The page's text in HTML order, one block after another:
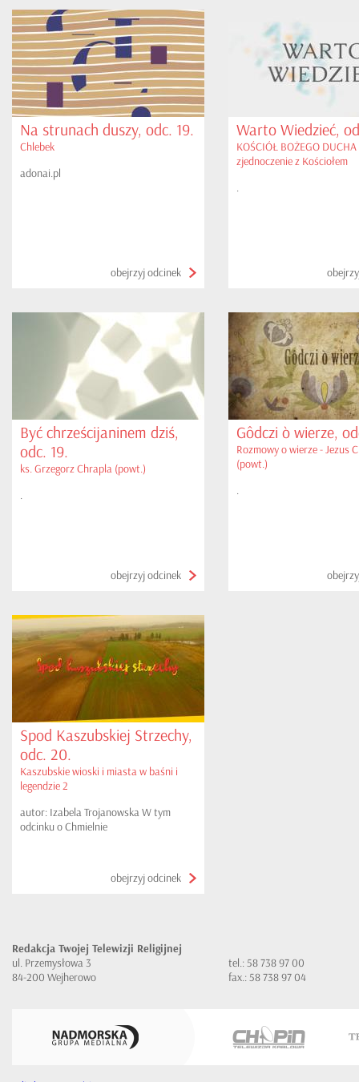
Na strunach duszy, odc. 19.
Chlebek
adonai.pl
obejrzyj odcinek
Warto Wiedzieć,
KOŚCIÓŁ BOŻEGO
zjednoczenie z Kościołem
.
Być chrześcijaninem dziś,
odc. 19.
ks. Grzegorz Chrapla (powt.)
.
obejrzyj odcinek
Gôdczi ò wierze,
Rozmowy o wierze - Jezus
(powt.)
.
Spod Kaszubskiej Strzechy,
odc. 20.
Kaszubskie wioski i miasta w baśni i
legendzie 2
autor: Izabela Trojanowska W tym
odcinku o Chmielnie
obejrzyj odcinek
Redakcja Twojej Telewizji Religijnej
ul. Przemysłowa 3
84-200 Wejherowo
tel.: 58 738 97 00
fax.: 58 738 97 04